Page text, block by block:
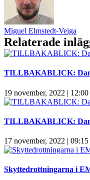
Miguel Elmstedt-Veiga
Relaterade
TILLBAKABLICK:
19 november, 2022 | 12:00
TILLBAKABLICK:
17 november, 2022 | 09:15
Skyttedrottningarna i